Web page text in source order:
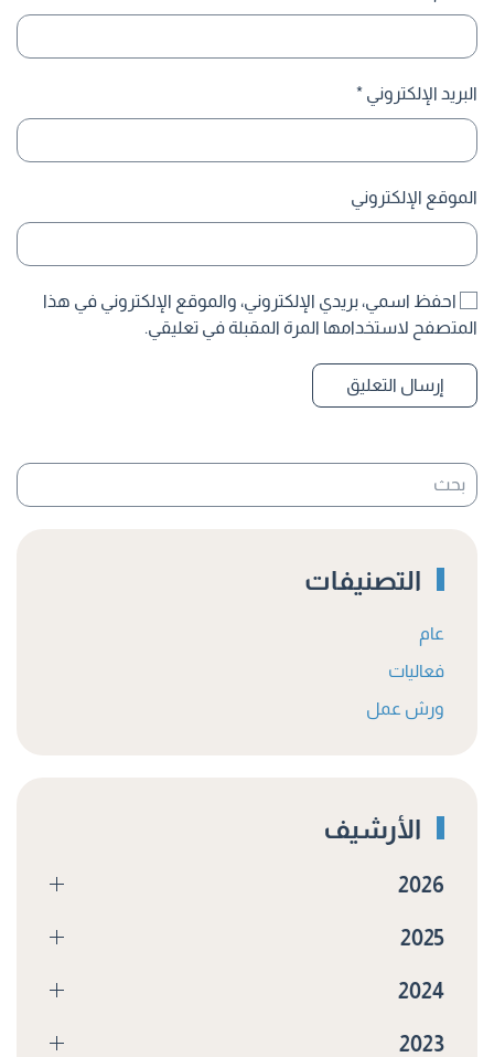
البريد الإلكتروني *
الموقع الإلكتروني
احفظ اسمي، بريدي الإلكتروني، والموقع الإلكتروني في هذا
المتصفح لاستخدامها المرة المقبلة في تعليقي.
إرسال التعليق
التصنيفات
عام
فعاليات
ورش عمل
الأرشيف
2026
2025
2024
2023